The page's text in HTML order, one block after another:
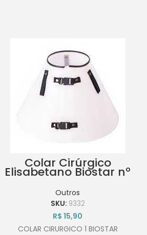
Colar Cirúrgico
Elisabetano Biostar nº
1
Outros
SKU: 9332
R$ 15,90
COLAR CIRURGICO 1 BIOSTAR